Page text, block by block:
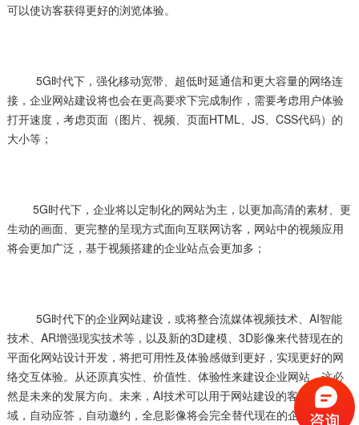
可以使访客获得更好的浏览体验。
5G时代下，强化移动宽带、超低时延通信和更大容量的网络连
接，企业网站建设将也会在更高要求下完成制作，需要考虑用户体验
打开速度，考虑页面（图片、视频、页面HTML、JS、CSS代码）的
大小等；
5G时代下，企业将以定制化的网站为主，以更加高清的素材、更
生动的画面、更完整的呈现方式面向互联网访客，网站中的视频应用
将会更加广泛，基于视频搭建的企业站点会更加多；
5G时代下的企业网站建设，或将整合流媒体视频技术、AI智能
技术、AR增强现实技术等，以及新的3D建模、3D影像来代替现在的
平面化网站设计开发，将把可用性及体验感做到更好，实现更好的网
络交互体验。从还原真实性、价值性、体验性来建设企业网站，这必
然是未来的发展方向。未来，AI技术可以用于网站建设的客服系统领
域，自动应答，自动邀约，全息影像将会完全替代现在的企业在线客